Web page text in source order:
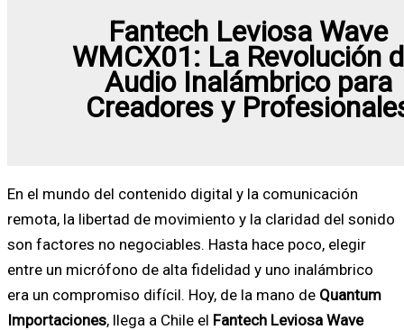
Fantech Leviosa Wave
WMCX01: La Revolución
Audio Inalámbrico para
Creadores y
En el mundo del contenido digital y la comunicación
remota, la libertad de movimiento y la claridad del sonido
son factores no negociables. Hasta hace poco, elegir
entre un micrófono de alta fidelidad y uno inalámbrico
era un compromiso difícil. Hoy, de la mano de Quantum
Importaciones, llega a Chile el Fantech Leviosa Wave